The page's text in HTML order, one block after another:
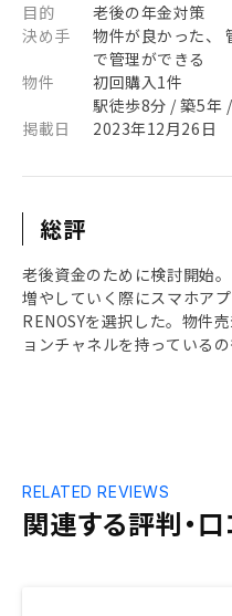
目的
老後の年金対策
決め手
物件が良かった、
で管理ができる
物件
初回購入1件
駅徒歩8分 / 築5年
掲載日
2023年12月26日
総評
老後資金のために検討開始
増やしていく際にスマホア
RENOSYを選択した。物件
ョンチャネルを持っているの
関連する評判・口
RELATED REVIEWS